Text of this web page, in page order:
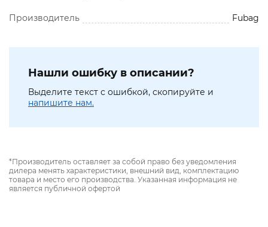
Производитель Fubag
Нашли ошибку в описании?
Выделите текст с ошибкой, скопируйте и
напишите нам.
*Производитель оставляет за собой право без уведомления
дилера менять характеристики, внешний вид, комплектацию
товара и место его производства. Указанная информация не
является публичной офертой